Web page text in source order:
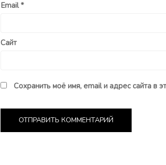
Email*
Сайт
Сохранить моё имя, email и адрес сайта в